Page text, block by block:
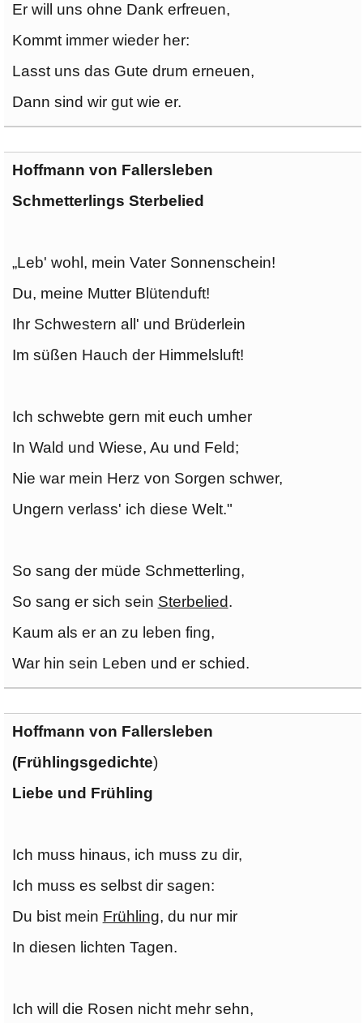
Er will uns ohne Dank erfreuen,
Kommt immer wieder her:
Lasst uns das Gute drum erneuen,
Dann sind wir gut wie er.
Hoffmann von Fallersleben
Schmetterlings Sterbelied
„Leb' wohl, mein Vater Sonnenschein!
Du, meine Mutter Blütenduft!
Ihr Schwestern all' und Brüderlein
Im süßen Hauch der Himmelsluft!
Ich schwebte gern mit euch umher
In Wald und Wiese, Au und Feld;
Nie war mein Herz von Sorgen schwer,
Ungern verlass' ich diese Welt."
So sang der müde Schmetterling,
So sang er sich sein Sterbelied.
Kaum als er an zu leben fing,
War hin sein Leben und er schied.
Hoffmann von Fallersleben
(Frühlingsgedichte)
Liebe und Frühling
Ich muss hinaus, ich muss zu dir,
Ich muss es selbst dir sagen:
Du bist mein Frühling, du nur mir
In diesen lichten Tagen.
Ich will die Rosen nicht mehr sehn,